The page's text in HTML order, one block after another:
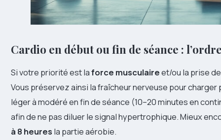
Cardio en début ou fin de séance :
Si votre priorité est laforce musculaireet/ou la prise
Vous préservez ainsi la fraîcheur nerveuse pour
léger à modéré en fin de séance (10–20 minutes en
afin de ne pas diluer le signal hypertrophique. Mieux
à 8 heures la partie aérobie.